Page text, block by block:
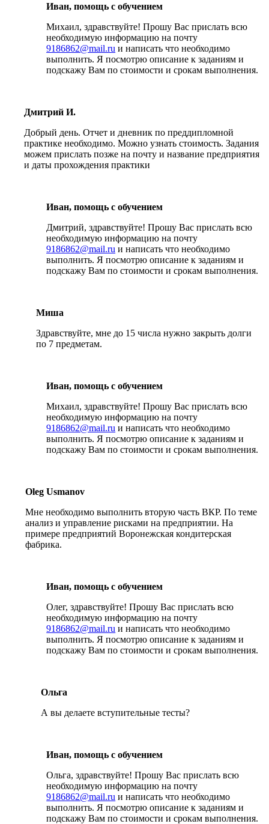
Иван, помощь с обучением
Михаил, здравствуйте! Прошу Вас прислать всю
необходимую информацию на почту
9186862@mail.ru и написать что необходимо
выполнить. Я посмотрю описание к заданиям и
подскажу Вам по стоимости и срокам выполнения.
Дмитрий И.
Добрый день. Отчет и дневник по преддипломной
практике необходимо. Можно узнать стоимость. Задания
можем прислать позже на почту и название предприятия
и даты прохождения практики
Иван, помощь с обучением
Дмитрий, здравствуйте! Прошу Вас прислать всю
необходимую информацию на почту
9186862@mail.ru и написать что необходимо
выполнить. Я посмотрю описание к заданиям и
подскажу Вам по стоимости и срокам выполнения.
Миша
Здравствуйте, мне до 15 числа нужно закрыть долги
по 7 предметам.
Иван, помощь с обучением
Михаил, здравствуйте! Прошу Вас прислать всю
необходимую информацию на почту
9186862@mail.ru и написать что необходимо
выполнить. Я посмотрю описание к заданиям и
подскажу Вам по стоимости и срокам выполнения.
Oleg Usmanov
Мне необходимо выполнить вторую часть ВКР. По теме
анализ и управление рисками на предприятии. На
примере предприятий Воронежская кондитерская
фабрика.
Иван, помощь с обучением
Олег, здравствуйте! Прошу Вас прислать всю
необходимую информацию на почту
9186862@mail.ru и написать что необходимо
выполнить. Я посмотрю описание к заданиям и
подскажу Вам по стоимости и срокам выполнения.
Ольга
А вы делаете вступительные тесты?
Иван, помощь с обучением
Ольга, здравствуйте! Прошу Вас прислать всю
необходимую информацию на почту
9186862@mail.ru и написать что необходимо
выполнить. Я посмотрю описание к заданиям и
подскажу Вам по стоимости и срокам выполнения.